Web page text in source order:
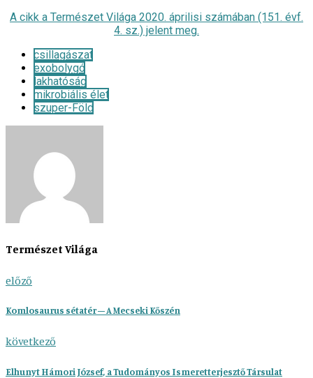
A cikk a Természet Világa 2020. áprilisi számában (151. évf.
4. sz.) jelent meg.
csillagászat
exobolygó
lakhatóság
mikrobiális élet
szuper-Föld
Természet Világa
előző
Komlosaurus sétatér – A Mecseki Kőszén
következő
Elhunyt Hámori József, a Tudományos Ismeretterjesztő Társulat